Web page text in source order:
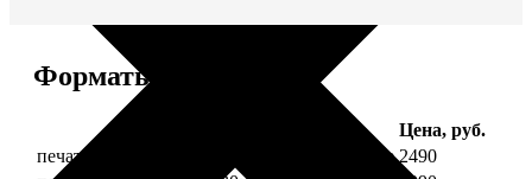
Форматы и цены
Цена, руб.
печать фото на холсте 30х30 на подрамнике 2490